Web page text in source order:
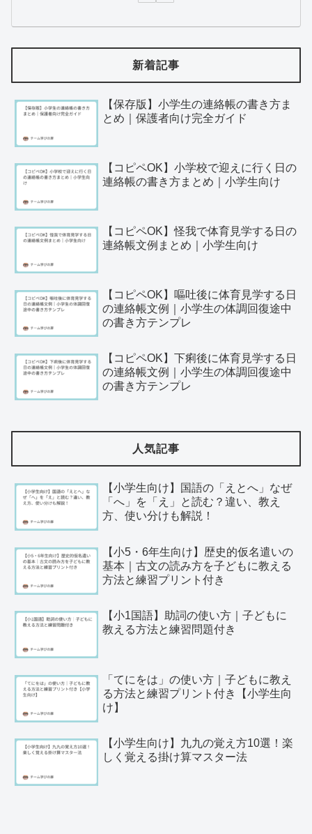
新着記事
【保存版】小学生の連絡帳の書き方ま
とめ｜保護者向け完全ガイド
【コピペOK】小学校で迎えに行く日の
連絡帳の書き方まとめ｜小学生向け
【コピペOK】怪我で体育見学する日の
連絡帳文例まとめ｜小学生向け
【コピペOK】嘔吐後に体育見学する日
の連絡帳文例｜小学生の体調回復途中
の書き方テンプレ
【コピペOK】下痢後に体育見学する日
の連絡帳文例｜小学生の体調回復途中
の書き方テンプレ
人気記事
【小学生向け】国語の「えとへ」なぜ
「へ」を「え」と読む？違い、教え
方、使い分けも解説！
【小5・6年生向け】歴史的仮名遣いの
基本｜古文の読み方を子どもに教える
方法と練習プリント付き
【小1国語】助詞の使い方｜子どもに
教える方法と練習問題付き
「てにをは」の使い方｜子どもに教え
る方法と練習プリント付き【小学生向
け】
【小学生向け】九九の覚え方10選！楽
しく覚える掛け算マスター法